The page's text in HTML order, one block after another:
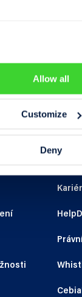
Allow all
Customize
Deny